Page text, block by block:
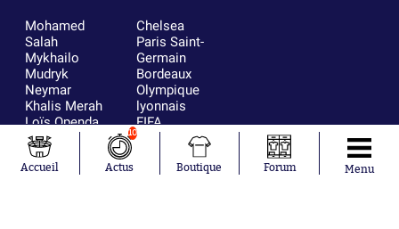
Mohamed
Salah
Mykhailo
Mudryk
Neymar
Khalis Merah
Loïs Openda
Moussa
Niakhaté
Nicolás
Chelsea
Paris Saint-
Germain
Bordeaux
Olympique
lyonnais
FIFA
Real Madrid
RC Strasbourg
AC Milan
Accueil
10
Actus Boutique Forum Menu